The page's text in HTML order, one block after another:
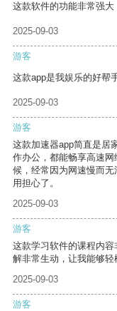
这款软件的功能非常强大
2025-09-03
游客
这款app是我娱乐的好帮
2025-09-03
游客
这款加速器app简直是居
作办公，都能畅享高速
候，经常因为网速慢而
用担心了。
2025-09-03
游客
这款学习软件的课程内
解非常生动，让我能够轻
2025-09-03
游客